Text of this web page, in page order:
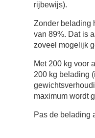
rijbewijs).
Zonder belading
van 89%. Dat is
zoveel mogelijk
Met 200 kg voor
200 kg belading
maximum wordt
Pas de belading